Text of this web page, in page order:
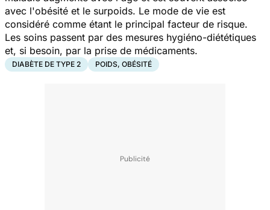
avec l'obésité et le surpoids. Le mode de vie est
considéré comme étant le principal facteur de risque.
Les soins passent par des mesures hygiéno-diététiques
et, si besoin, par la prise de médicaments.
DIABÈTE DE TYPE 2 POIDS, OBÉSITÉ